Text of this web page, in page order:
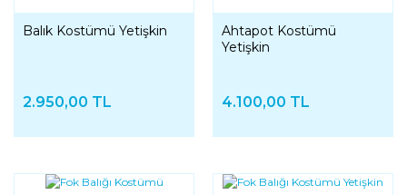
Balık Kostümü Yetişkin
2.950,00 TL
Ahtapot Kostümü
Yetişkin
4.100,00 TL